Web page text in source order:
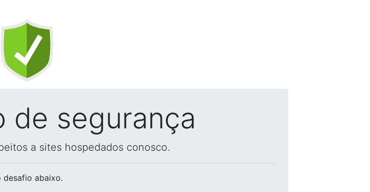
de segurança
a sites hospedados conosco.
desafio abaixo.